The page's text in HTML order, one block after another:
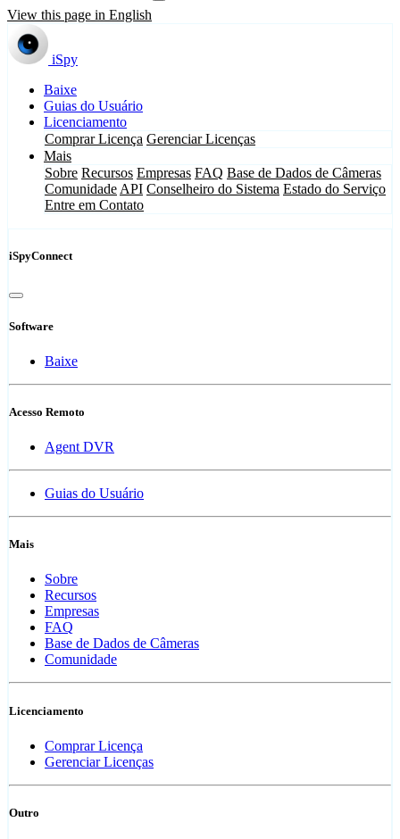
View this page in English
iSpy
Baixe
Guias do Usuário
Licenciamento
Comprar Licença Gerenciar Licenças
Mais
Sobre Recursos Empresas FAQ Base de Dados de Câmeras
Comunidade API Conselheiro do Sistema Estado do Serviço
Entre em Contato
iSpyConnect
Software
Baixe
Acesso Remoto
Agent DVR
Guias do Usuário
Mais
Sobre
Recursos
Empresas
FAQ
Base de Dados de Câmeras
Comunidade
Licenciamento
Comprar Licença
Gerenciar Licenças
Outro